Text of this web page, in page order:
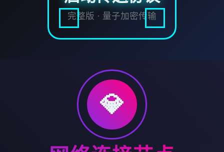
完整版 · 量子加密传输
💎